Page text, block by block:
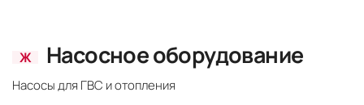
Ж Насосное оборудование
Насосы для ГВС и отопления